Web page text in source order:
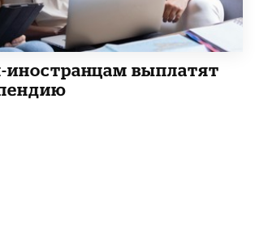
иностранцам выплатят